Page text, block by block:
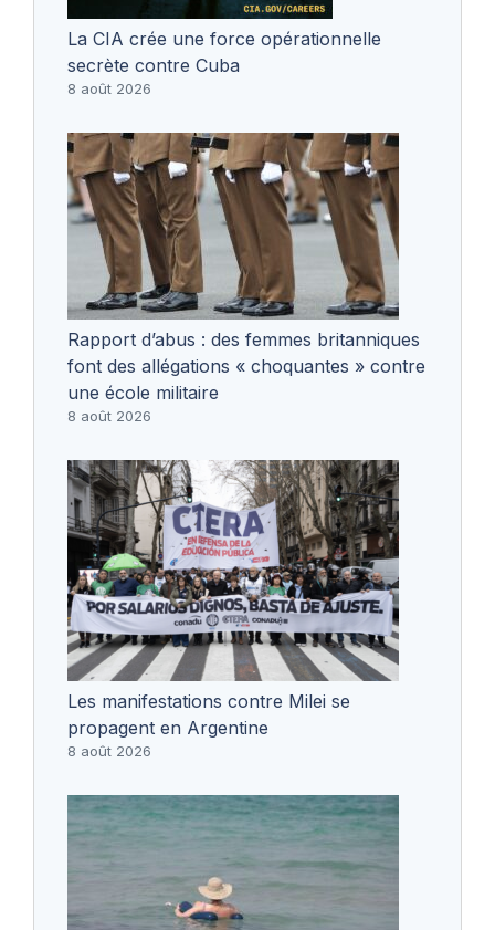
La CIA crée une force opérationnelle
secrète contre Cuba
8 août 2026
Rapport d’abus : des femmes britanniques
font des allégations « choquantes » contre
une école militaire
8 août 2026
Les manifestations contre Milei se
propagent en Argentine
8 août 2026